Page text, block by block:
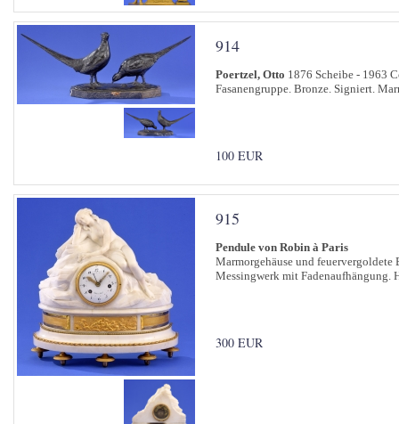
914
Poertzel, Otto 1876 Scheibe - 1963
Fasanengruppe. Bronze. Signiert.
100 EUR
915
Pendule von Robin à Paris
Marmorgehäuse und
Messingwerk mit Fadenaufhängung.
300 EUR